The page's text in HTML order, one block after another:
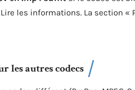
les informations. La section «
les autres codecs